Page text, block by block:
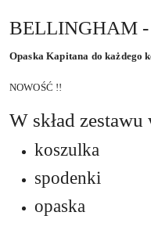
BELLINGHAM
Opaska Kapitana do każdego
NOWOŚĆ !!
W skład
koszulka
spodenki
opaska